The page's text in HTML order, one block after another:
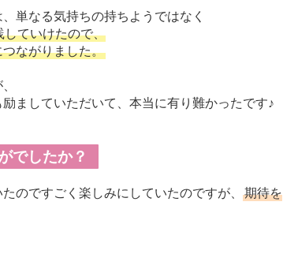
単なる気持ちの持ちようではなく
していけたので、
ながりました。
ましていただいて、本当に有り難かったです♪
でしたか？
のですごく楽しみにしていたのですが、
期待を